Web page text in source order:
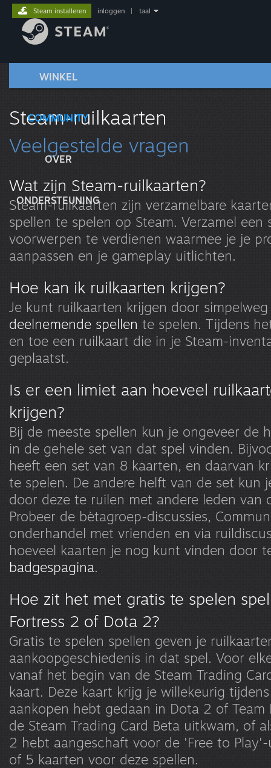
WINKEL
COMMUNITY
OVER
ONDERSTEUNING
Steam installeren inloggen taal
Steam-ruilkaarten
Veelgestelde vragen
Wat zijn Steam-ruilkaarten?
Steam-ruilkaarten zijn verzamelbare
spellen te spelen op Steam. Verzamel een
voorwerpen te verdienen waarmee je je
aanpassen en je gameplay uitlichten.
Hoe kan ik ruilkaarten krijgen?
Je kunt ruilkaarten krijgen door
deelnemende spellen te spelen. Tijdens
en toe een ruilkaart die in je Steam-
geplaatst.
Is er een limiet aan hoeveel
krijgen?
Bij de meeste spellen kun je ongeveer de
in de gehele set van dat spel vinden.
heeft een set van 8 kaarten, en daarvan
te spelen. De andere helft van de set kun
door deze te ruilen met andere leden van
Probeer de bètagroep-discussies,
onderhandel met vrienden en via
hoeveel kaarten je nog kunt vinden door
badgespagina.
Hoe zit het met gratis te spelen
Fortress 2 of Dota 2?
Gratis te spelen spellen geven je
aankoopgeschiedenis in dat spel. Voor
vanaf het begin van de Steam Trading
kaart. Deze kaart krijg je willekeurig
aankopen hebt gedaan in Dota 2 of Team
de Steam Trading Card Beta uitkwam, of
2 hebt aangeschaft voor de 'Free to
of 5 kaarten voor deze spellen.